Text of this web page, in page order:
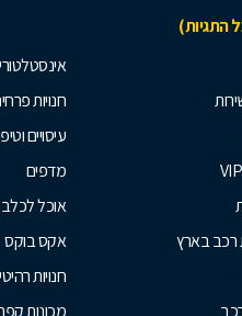
התגיות)
בארץ
חנויות
עיסויים
מדפים
אוכל
אקס בוקס
חנויות
מכונות